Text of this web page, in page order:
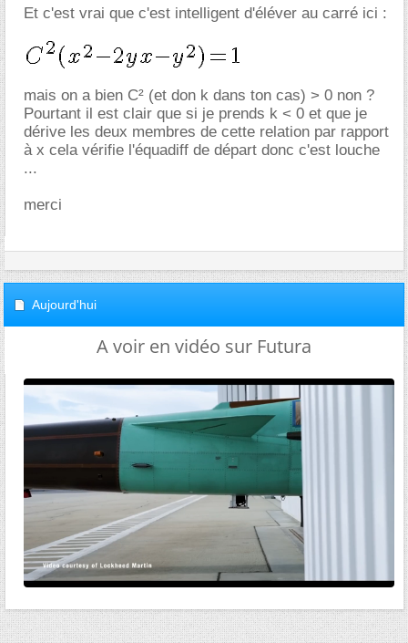
Et c'est vrai que c'est intelligent d'éléver au carré ici :
mais on a bien C² (et don k dans ton cas) > 0 non ?
Pourtant il est clair que si je prends k < 0 et que je
dérive les deux membres de cette relation par rapport
à x cela vérifie l'équadiff de départ donc c'est louche
...
merci
Aujourd'hui
A voir en vidéo sur Futura